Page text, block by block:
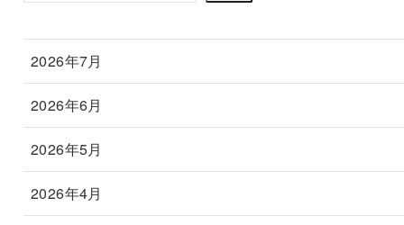
2026年7月
2026年6月
2026年5月
2026年4月